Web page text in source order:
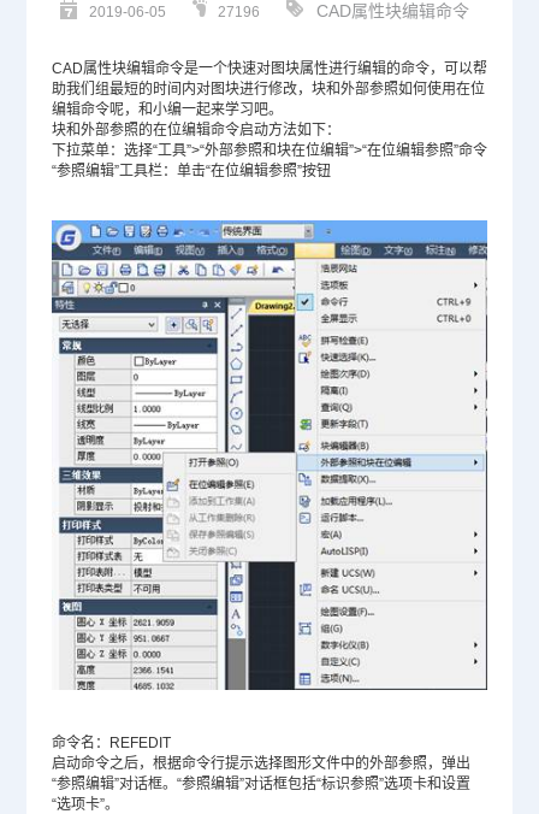
2019-06-05 27196 CAD属性块编辑命令
CAD属性块编辑命令是一个快速对图块属性进行编辑的命令，可以帮
助我们组最短的时间内对图块进行修改，块和外部参照如何使用在位
编辑命令呢，和小编一起来学习吧。
块和外部参照的在位编辑命令启动方法如下：
下拉菜单：选择“工具”>“外部参照和块在位编辑”>“在位编辑参照”命令
“参照编辑”工具栏：单击“在位编辑参照”按钮
命令名：REFEDIT
启动命令之后，根据命令行提示选择图形文件中的外部参照，弹出
“参照编辑”对话框。“参照编辑”对话框包括“标识参照”选项卡和设置
“选项卡”。